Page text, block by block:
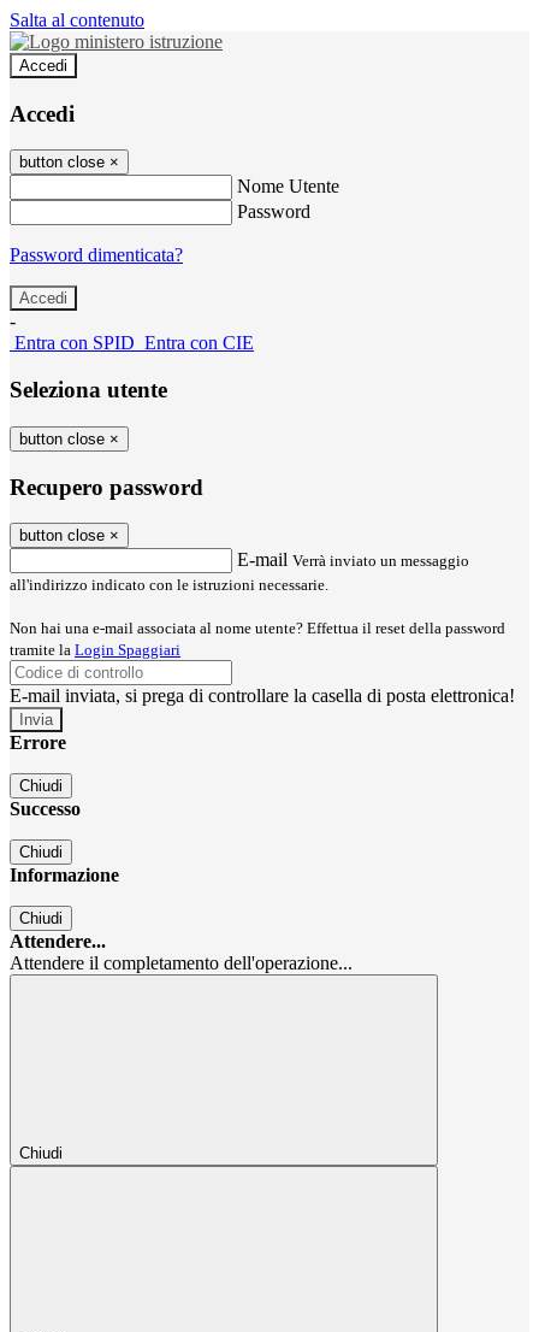
Salta al contenuto
Accedi
Accedi
button close ×
Nome Utente
Password
Password dimenticata?
-
Entra con SPID Entra con CIE
Seleziona utente
button close ×
Recupero password
button close ×
E-mail Verrà inviato un messaggio
all'indirizzo indicato con le istruzioni necessarie.
Non hai una e-mail associata al nome utente? Effettua il reset della password
tramite la Login Spaggiari
E-mail inviata, si prega di controllare la casella di posta elettronica!
Errore
Chiudi
Successo
Chiudi
Informazione
Chiudi
Attendere...
Attendere il completamento dell'operazione...
Chiudi